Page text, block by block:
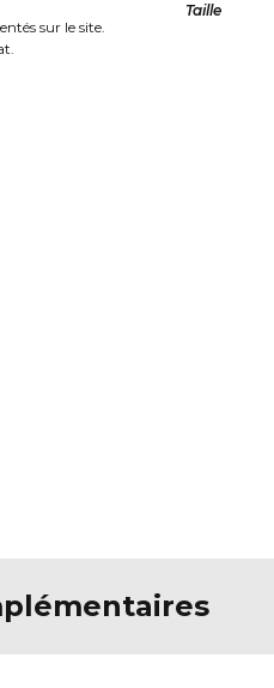
sur le site.
Taille